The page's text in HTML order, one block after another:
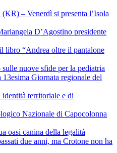
– Venerdì si presenta l’Isola
D’Agostino presidente
libro “Andrea oltre il pantalone
nuove sfide per la pediatria
Giornata regionale del
territoriale e di
Nazionale di Capocolonna
oasi canina della legalità
due anni, ma Crotone non ha